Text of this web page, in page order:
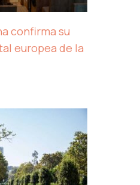
confirma su
europea de la